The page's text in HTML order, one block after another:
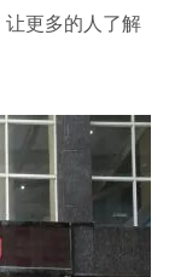
更多的人了解